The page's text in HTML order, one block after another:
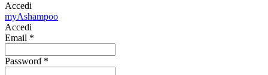
Accedi
myAshampoo
Accedi
Email *
Password *